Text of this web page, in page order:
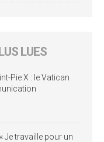
LUES
Pie X : le Vatican
Je travaille pour un